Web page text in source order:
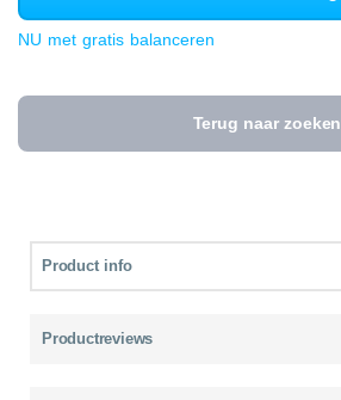
NU met gratis balanceren
Terug naar zoeken
Product info
Productreviews